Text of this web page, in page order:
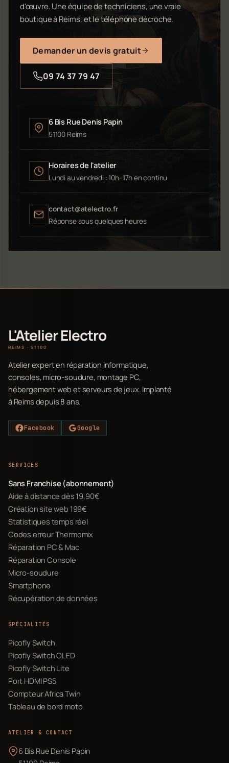
d'œuvre. Une équipe de techniciens, une vraie
boutique à Reims, et le téléphone décroche.
Demander un devis gratuit
09 74 37 79 47
6 Bis Rue Denis Papin
51100 Reims
Horaires de l'atelier
Lundi au vendredi : 10h–17h en continu
contact@atelectro.fr
Réponse sous quelques heures
L'Atelier Electro
REIMS · 51100
Atelier expert en réparation informatique,
consoles, micro-soudure, montage PC,
hébergement web et serveurs de jeux. Implanté
à Reims depuis 8 ans.
Facebook Google
SERVICES
Sans Franchise (abonnement)
Aide à distance dès 19,90€
Création site web 199€
Statistiques temps réel
Codes erreur Thermomix
Réparation PC & Mac
Réparation Console
Micro-soudure
Smartphone
Récupération de données
SPÉCIALITÉS
Picofly Switch
Picofly Switch OLED
Picofly Switch Lite
Port HDMI PS5
Compteur Africa Twin
Tableau de bord moto
ATELIER & CONTACT
6 Bis Rue Denis Papin